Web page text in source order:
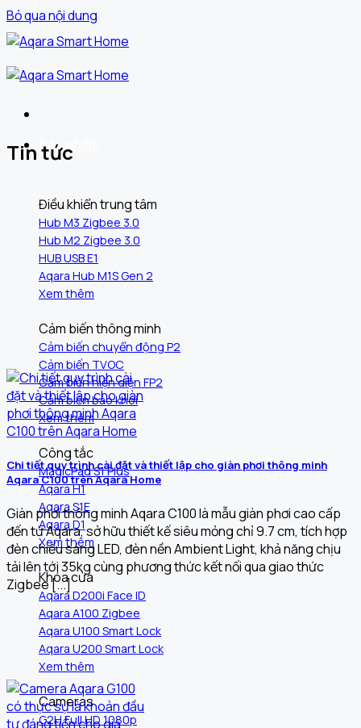
Bỏ qua nội dung
Sản phẩm
Điều khiển trung tâm
Hub M3 Zigbee 3.0
Hub M2 Zigbee 3.0
HUB USB E1
Aqara Hub M1S Gen 2
Xem thêm
Cảm biến thông minh
Cảm biến chuyển động P2
Cảm biến TVOC
Cảm biến hiện diện FP2
Cảm biến báo khói
Xem thêm
Công tắc
MagicPad S1 Plus
Aqara H1
Aqara S1E
Aqara D1
Xem thêm
Khóa cửa
Aqara D200i Face ID
Aqara A100 Zigbee
Aqara U100 Smart Lock
Aqara U200 Smart Lock
Xem thêm
Cameras
G2H Full HD 1080p
Tin tức
Chi tiết quy trình cài đặt và thiết lập cho giàn phơi thông minh
Aqara C100 trên Aqara Home
Giàn phơi thông minh Aqara C100 là mẫu giàn phơi cao cấp
đến từ Aqara, sở hữu thiết kế siêu mỏng chỉ 9.7 cm, tích hợp
đèn chiếu sáng LED, đèn nền Ambient Light, khả năng chịu
tải lên tới 35kg cùng phương thức kết nối qua giao thức
Zigbee [...]